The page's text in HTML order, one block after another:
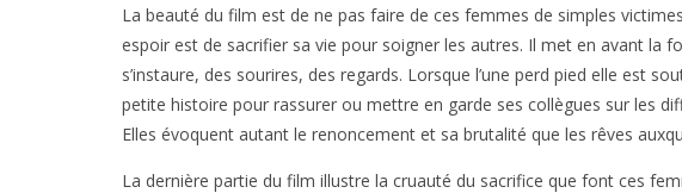
La beauté du film est de ne pas faire de ces femmes de simples
espoir est de sacrifier sa vie pour soigner les autres. Il met en avant la
s’instaure, des sourires, des regards. Lorsque l’une perd pied elle est
petite histoire pour rassurer ou mettre en garde ses collègues sur les
Elles évoquent autant le renoncement et sa brutalité que les rêves
La dernière partie du film illustre la cruauté du sacrifice que font ces